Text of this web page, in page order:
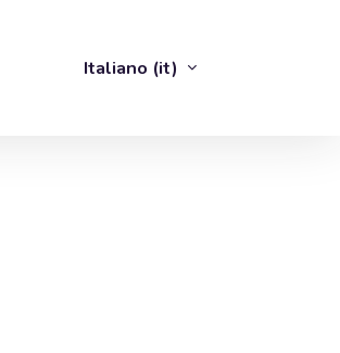
Italiano ‎(it)‎